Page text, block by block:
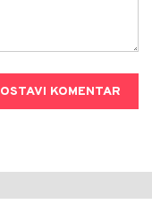
OSTAVI KOMENTAR